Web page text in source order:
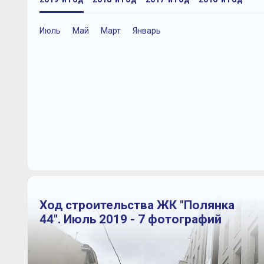
Июль Май Март Январь
Ход строительства ЖК "Полянка
44". Июль 2019 - 7 фотографий